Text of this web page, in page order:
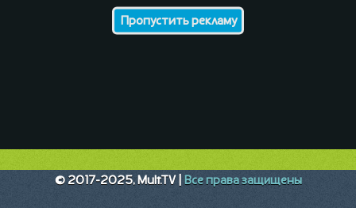
Пропустить рекламу
© 2017-2025, Mult.TV | Все права защищены